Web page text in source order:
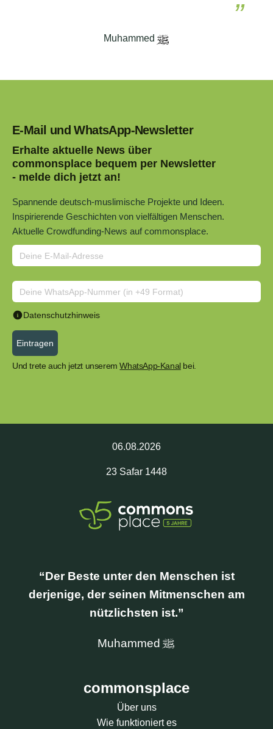
Muhammed
E-Mail und WhatsApp-Newsletter
Erhalte aktuelle News über
commonsplace bequem per Newsletter
- melde dich jetzt an!
Spannende deutsch-muslimische Projekte und Ideen.
Inspirierende Geschichten von vielfältigen Menschen.
Aktuelle Crowdfunding-News auf commonsplace.
Datenschutzhinweis
Eintragen
Und trete auch jetzt unserem WhatsApp-Kanal bei.
06.08.2026
23 Safar 1448
CrowdFunding
Der Beste unter den Menschen ist
derjenige, der seinen Mitmenschen am
nützlichsten ist.
Muhammed
commonsplace
Über uns
Wie funktioniert es